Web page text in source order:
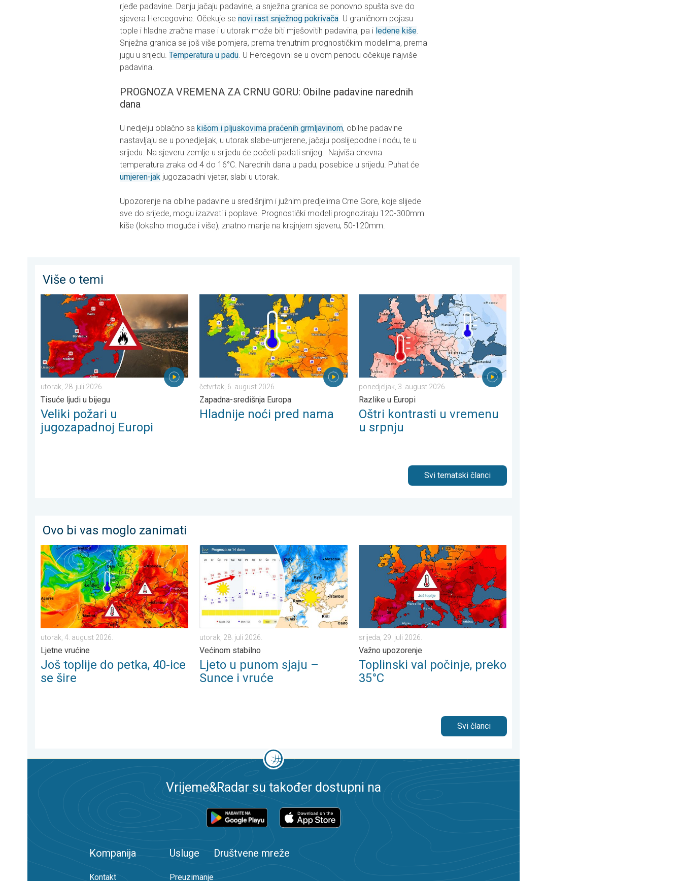
rjeđe padavine. Danju jačaju padavine, a snježna granica se ponovno spušta sve do
sjevera Hercegovine. Očekuje se novi rast snježnog pokrivača. U graničnom pojasu
tople i hladne zračne mase i u utorak može biti mješovitih padavina, pa i ledene kiše.
Snježna granica se još više pomjera, prema trenutnim prognostičkim modelima, prema
jugu u srijedu. Temperatura u padu. U Hercegovini se u ovom periodu očekuje najviše
padavina.
PROGNOZA VREMENA ZA CRNU GORU: Obilne padavine narednih
dana
U nedjelju oblačno sa kišom i pljuskovima praćenih grmljavinom, obilne padavine
nastavljaju se u ponedjeljak, u utorak slabe-umjerene, jačaju poslijepodne i noću, te u
srijedu. Na sjeveru zemlje u srijedu će početi padati snijeg. Najviša dnevna
temperatura zraka od 4 do 16°C. Narednih dana u padu, posebice u srijedu. Puhat će
umjeren-jak jugozapadni vjetar, slabi u utorak.
Upozorenje na obilne padavine u središnjim i južnim predjelima Crne Gore, koje slijede
sve do srijede, mogu izazvati i poplave. Prognostički modeli prognoziraju 120-300mm
kiše (lokalno moguće i više), znatno manje na krajnjem sjeveru, 50-120mm.
Više o temi
Veliki požari u jugozapadnoj Europi. Tisuće ljudi u bijegu. . . utorak, 28. juli 2026.
utorak, 28. juli 2026.
Tisuće ljudi u bijegu
Veliki požari u
jugozapadnoj Europi
Hladnije noći pred nama. Zapadna-središnja Europa. . . četvrtak, 6. august 2026.
četvrtak, 6. august 2026.
Zapadna-središnja Europa
Hladnije noći pred nama
Oštri kontrasti u vremenu u srpnju. Razlike u Europi. . . ponedjeljak, 3. august 2026.
ponedjeljak, 3. august 2026.
Razlike u Europi
Oštri kontrasti u vremenu
u srpnju
Svi tematski članci
Ovo bi vas moglo zanimati
Još toplije do petka, 40-ice se šire. Ljetne vrućine. . . utorak, 4. august 2026.
utorak, 4. august 2026.
Ljetne vrućine
Još toplije do petka, 40-ice
se šire
Ljeto u punom sjaju – Sunce i vruće. Većinom stabilno. . . utorak, 28. juli 2026.
utorak, 28. juli 2026.
Većinom stabilno
Ljeto u punom sjaju –
Sunce i vruće
Toplinski val počinje, preko 35°C. Važno upozorenje. . . srijeda, 29. juli 2026.
srijeda, 29. juli 2026.
Važno upozorenje
Toplinski val počinje, preko
35°C
Svi članci
Vrijeme&Radar su također dostupni na
Kompanija
Kontakt
Usluge
Preuzimanje
Društvene mreže